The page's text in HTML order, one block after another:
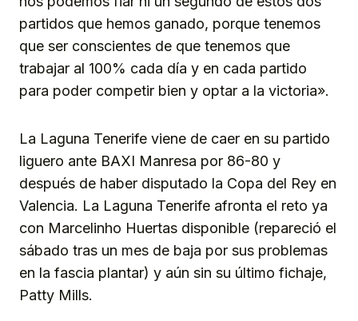
partidos que hemos ganado, porque tenemos
que ser conscientes de que tenemos que
trabajar al 100% cada día y en cada partido
para poder competir bien y optar a la victoria».
La Laguna Tenerife viene de caer en su partido
liguero ante BAXI Manresa por 86-80 y
después de haber disputado la Copa del Rey en
Valencia. La Laguna Tenerife afronta el reto ya
con Marcelinho Huertas disponible (repareció el
sábado tras un mes de baja por sus problemas
en la fascia plantar) y aún sin su último fichaje,
Patty Mills.